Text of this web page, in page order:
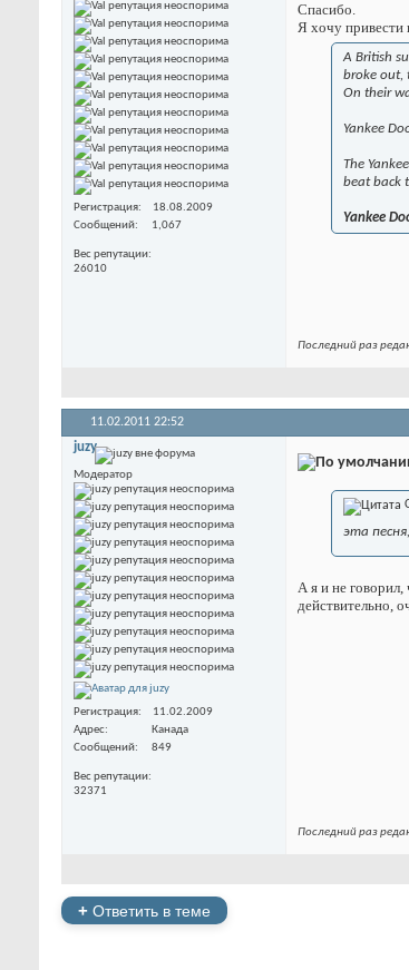
Регистрация
18.08.2009
Сообщений
1,067
Вес репутации
26010
Спасибо.
Я хочу привести
A British
broke out,
On their
Yankee
The
beat back
Yankee
Последний раз
11.02.2011 22:52
juzy
Модератор
Регистрация
11.02.2009
Адрес
Канада
Сообщений
849
Вес репутации
32371
эта
А я и не говорил,
действительно,
Последний раз
+ Ответить в теме